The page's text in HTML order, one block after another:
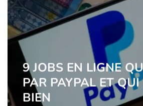
9 JOBS EN LIGNE
PAR PAYPAL ET
BIEN